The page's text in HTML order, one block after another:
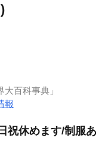
百科事典」
報
祝休めます/制服あ